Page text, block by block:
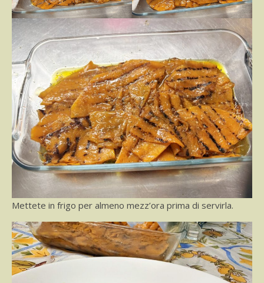
Mettete in frigo per almeno mezz’ora prima di servirla.